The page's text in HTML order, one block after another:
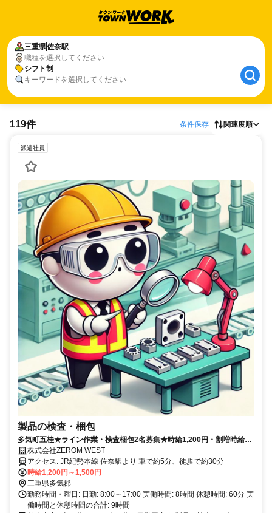
三重県佐奈駅
職種を選択してください
シフト制
キーワードを選択してください
119件 条件保存 関連度順
派遣社員
製品の検査・梱包
多気町五桂★ライン作業・検査梱包2名募集★時給1,200円・割増時給
1,500円♪日勤専属の製造サポート
株式会社ZEROM WEST
アクセス: JR紀勢本線 佐奈駅より 車で約5分、徒歩で約30分
時給1,200円～1,500円
三重県多気郡
勤務時間・曜日: 日勤: 8:00～17:00 実働時間: 8時間 休憩時間: 60分 実
働時間と休憩時間の合計: 9時間